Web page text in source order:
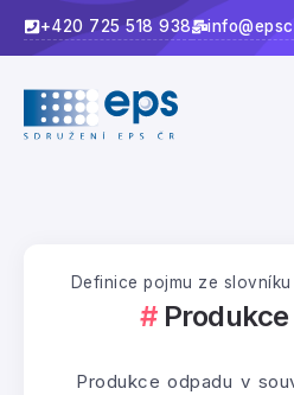
+420 725 518 938
Definice pojmu ze
Produkce odpadu v